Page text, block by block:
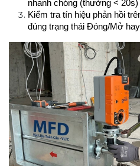
nhanh chóng (thường <
Kiểm tra tín hiệu phản hồi
đúng trạng thái Đóng/Mở